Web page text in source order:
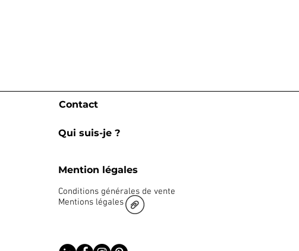
Contact
Qui suis-je ?
Mention légales
Conditions générales de vente
Mentions légales